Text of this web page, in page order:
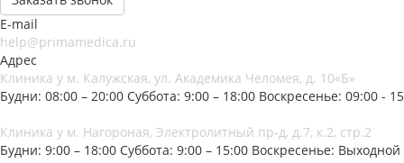
E-mail
help@primamedica.ru
Адрес
Клиника у м. Калужская, ул. Академика Челомея, д. 10«Б»
Будни: 08:00 – 20:00 Суббота: 9:00 – 18:00 Воскресенье: 09:00 -
Клиника у м. Нагороная, Электролитный пр-д, д.7, к.2, стр.2
Будни: 9:00 – 18:00 Суббота: 9:00 – 15:00 Воскресенье: Выходной